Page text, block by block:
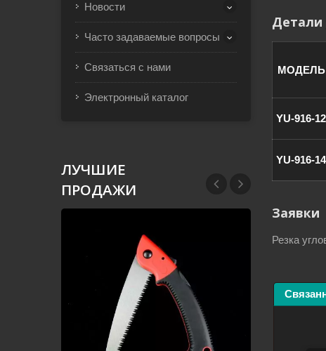
Новости
Часто задаваемые вопросы
Связаться с нами
Электронный каталог
ЛУЧШИЕ
ПРОДАЖИ
Детали
МОДЕЛЬ
YU-916-12
YU-916-14
Заявки
Резка